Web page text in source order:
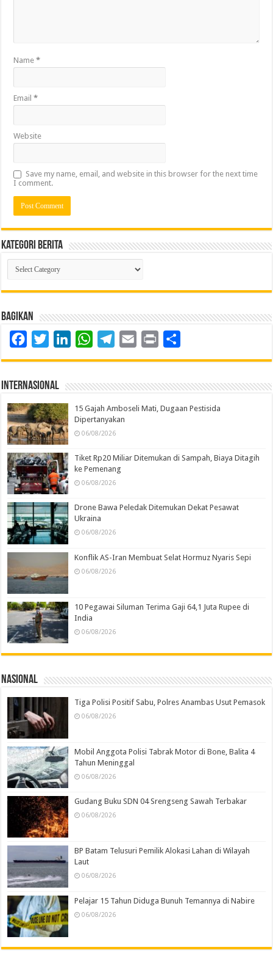
Name*
Email*
Website
Save my name, email, and website in this browser for the next time
I comment.
Kategori Berita
Kategori
Berita
Bagikan
FacebookTwitterLinkedInWhatsAppTelegram
Email Print
Internasional
15 Gajah Amboseli Mati, Dugaan Pestisida
Dipertanyakan
06/08/2026
Tiket Rp20 Miliar Ditemukan di Sampah, Biaya Ditagih
ke Pemenang
06/08/2026
Drone Bawa Peledak Ditemukan Dekat Pesawat
Ukraina
06/08/2026
Konflik AS-Iran Membuat Selat Hormuz Nyaris Sepi
06/08/2026
10 Pegawai Siluman Terima Gaji 64,1 Juta Rupee di
India
06/08/2026
Nasional
Tiga Polisi Positif Sabu, Polres Anambas Usut Pemasok
06/08/2026
Mobil Anggota Polisi Tabrak Motor di Bone, Balita 4
Tahun Meninggal
06/08/2026
Gudang Buku SDN 04 Srengseng Sawah Terbakar
06/08/2026
BP Batam Telusuri Pemilik Alokasi Lahan di Wilayah
Laut
06/08/2026
Pelajar 15 Tahun Diduga Bunuh Temannya di Nabire
06/08/2026